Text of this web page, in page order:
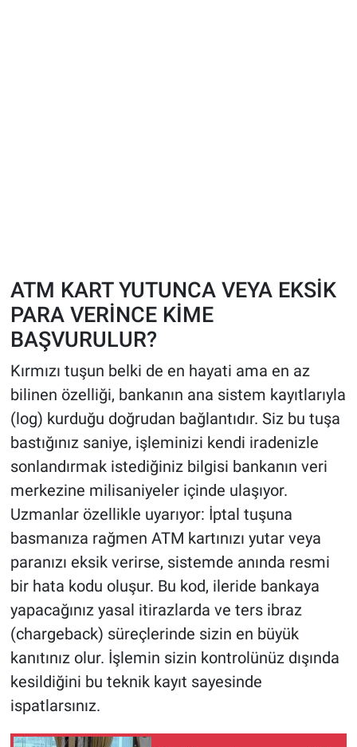
ATM KART YUTUNCA VEYA EKSİK
PARA VERİNCE KİME
BAŞVURULUR?
Kırmızı tuşun belki de en hayati ama en az
bilinen özelliği, bankanın ana sistem kayıtlarıyla
(log) kurduğu doğrudan bağlantıdır. Siz bu tuşa
bastığınız saniye, işleminizi kendi iradenizle
sonlandırmak istediğiniz bilgisi bankanın veri
merkezine milisaniyeler içinde ulaşıyor.
Uzmanlar özellikle uyarıyor: İptal tuşuna
basmanıza rağmen ATM kartınızı yutar veya
paranızı eksik verirse, sistemde anında resmi
bir hata kodu oluşur. Bu kod, ileride bankaya
yapacağınız yasal itirazlarda ve ters ibraz
(chargeback) süreçlerinde sizin en büyük
kanıtınız olur. İşlemin sizin kontrolünüz dışında
kesildiğini bu teknik kayıt sayesinde
ispatlarsınız.